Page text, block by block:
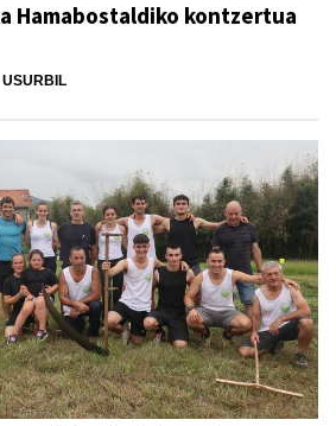
Hamabostaldiko kontzertua
USURBIL